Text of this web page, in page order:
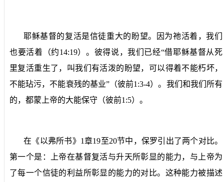
耶稣基督的复活是信徒重大的盼望。因为祂活着，我们
也要活着（约14:19）。彼得说，我们已经“借耶稣基督从死
里复活重生了，叫我们有活泼的盼望，可以得着不能朽坏，
不能玷污，不能衰残的基业”（彼前1:3-4）。我们和我们所有
的，都蒙上帝的大能保守（彼前1:5）。
在《以弗所书》 1章19至20节中，保罗引出了两个对比。
第一个是：上帝在基督复活与升天所彰显的能力，与上帝为
了每一个信徒的利益所彰显的能力的对比。这种能力被描述